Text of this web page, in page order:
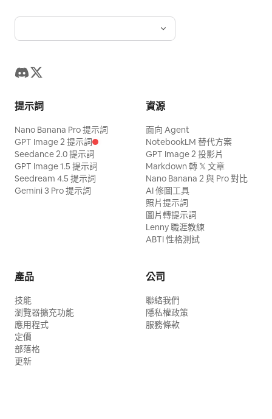
提示詞
Nano Banana Pro 提示詞
GPT Image 2 提示詞
Seedance 2.0 提示詞
GPT Image 1.5 提示詞
Seedream 4.5 提示詞
Gemini 3 Pro 提示詞
資源
面向 Agent
NotebookLM 替代方案
GPT Image 2 投影片
Markdown 轉 𝕏 文章
Nano Banana 2 與 Pro 對比
AI 修圖工具
照片提示詞
圖片轉提示詞
Lenny 職涯教練
ABTI 性格測試
產品
技能
瀏覽器擴充功能
應用程式
定價
部落格
更新
公司
聯絡我們
隱私權政策
服務條款